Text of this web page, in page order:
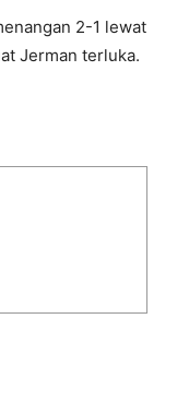
2-1 lewat
Jerman terluka.